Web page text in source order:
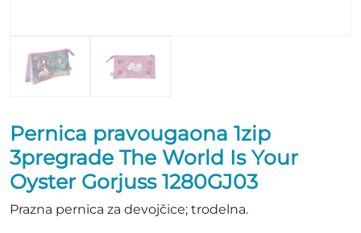
Pernica pravougaona 1zip
3pregrade The World Is Your
Oyster Gorjuss 1280GJ03
Prazna pernica za devojčice; trodelna.